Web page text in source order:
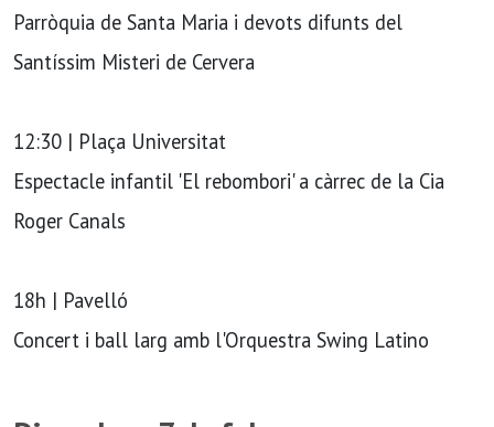
Parròquia de Santa Maria i devots difunts del
Santíssim Misteri de Cervera
12:30 | Plaça Universitat
Espectacle infantil 'El rebombori' a càrrec de la Cia
Roger Canals
18h | Pavelló
Concert i ball larg amb l'Orquestra Swing Latino